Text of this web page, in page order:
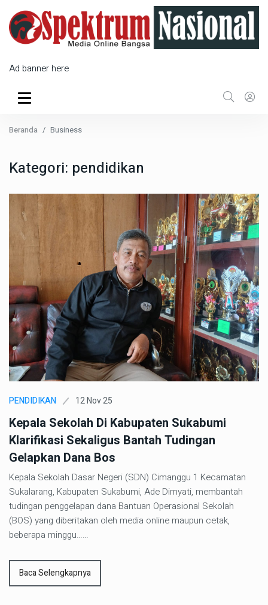
Ad banner here
Beranda Business
Kategori: pendidikan
PENDIDIKAN 12 Nov 25
Kepala Sekolah Di Kabupaten Sukabumi
Klarifikasi Sekaligus Bantah Tudingan
Gelapkan Dana Bos
Kepala Sekolah Dasar Negeri (SDN) Cimanggu 1 Kecamatan
Sukalarang, Kabupaten Sukabumi, Ade Dimyati, membantah
tudingan penggelapan dana Bantuan Operasional Sekolah
(BOS) yang diberitakan oleh media online maupun cetak,
beberapa minggu……
Baca Selengkapnya